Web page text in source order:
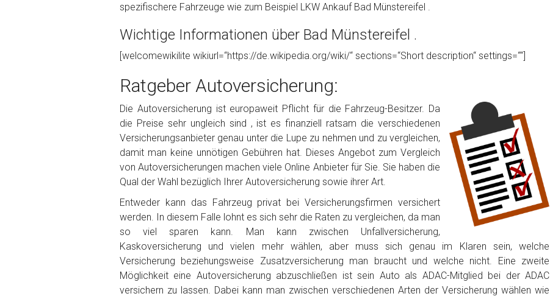
PLZ und Ort
Foto Nr. 1
Foto Nr. 2
Foto Nr. 3
Sonstiges
spezifischere Fahrzeuge wie zum Beispiel LKW Ankauf Bad Münstereifel .
Wichtige Informationen über Bad Münstereifel .
[welcomewikilite wikiurl=“https://de.wikipedia.org/wiki/“ sections=“Short description“ settings=““]
Ratgeber Autoversicherung:
Die Autoversicherung ist europaweit Pflicht für die Fahrzeug-Besitzer. Da
die Preise sehr ungleich sind , ist es finanziell ratsam die verschiedenen
Versicherungsanbieter genau unter die Lupe zu nehmen und zu vergleichen,
damit man keine unnötigen Gebühren hat. Dieses Angebot zum Vergleich
von Autoversicherungen machen viele Online Anbieter für Sie. Sie haben die
Qual der Wahl bezüglich Ihrer Autoversicherung sowie ihrer Art.
Entweder kann das Fahrzeug privat bei Versicherungsfirmen versichert
werden. In diesem Falle lohnt es sich sehr die Raten zu vergleichen, da man
so viel sparen kann. Man kann zwischen Unfallversicherung,
Kaskoversicherung und vielen mehr wählen, aber muss sich genau im Klaren sein, welche
Versicherung beziehungsweise Zusatzversicherung man braucht und welche nicht. Eine zweite
Möglichkeit eine Autoversicherung abzuschließen ist sein Auto als ADAC-Mitglied bei der ADAC
versichern zu lassen. Dabei kann man zwischen verschiedenen Arten der Versicherung wählen wie